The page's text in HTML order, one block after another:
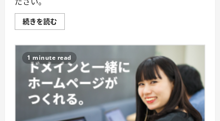
続きを読む
心・
便
利！
ム
ー
ム
ー
ド
メ
イ
の
1 minute read